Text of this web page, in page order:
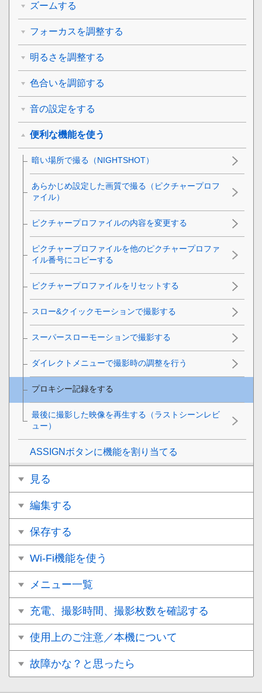
ズームする
フォーカスを調整する
明るさを調整する
色合いを調節する
音の設定をする
便利な機能を使う
暗い場所で撮る（NIGHTSHOT）
あらかじめ設定した画質で撮る（ピクチャープロフ
ァイル）
ピクチャープロファイルの内容を変更する
ピクチャープロファイルを他のピクチャープロファ
イル番号にコピーする
ピクチャープロファイルをリセットする
スロー&クイックモーションで撮影する
スーパースローモーションで撮影する
ダイレクトメニューで撮影時の調整を行う
プロキシー記録をする
最後に撮影した映像を再生する（ラストシーンレビ
ュー）
ASSIGNボタンに機能を割り当てる
見る
編集する
保存する
Wi-Fi機能を使う
メニュー一覧
充電、撮影時間、撮影枚数を確認する
使用上のご注意／本機について
故障かな？と思ったら